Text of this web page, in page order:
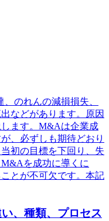
のれんの減損損失、
などがあります。原因
ます。M&Aは企業成
、必ずしも期待どおり
初の目標を下回り、失
を成功に導くに
とが不可欠です。本記
、種類、プロセス